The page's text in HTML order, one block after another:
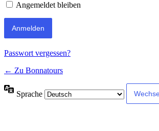
Angemeldet bleiben
Passwort vergessen?
← Zu Bonnatours
Sprache